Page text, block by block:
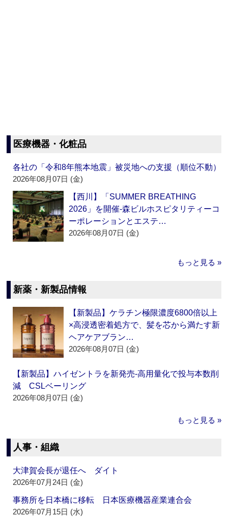
医療機器・化粧品
各社の「令和8年熊本地震」被災地への支援（順位不動）
2026年08月07日 (金)
【西川】「SUMMER BREATHING
2026」を開催‐森ビルホスピタリティーコ
ーポレーションとエステ…
2026年08月07日 (金)
もっと見る »
新薬・新製品情報
【新製品】ケラチン極限濃度6800倍以上
×高浸透密着処方で、髪を芯から満たす新
ヘアケアブラン…
2026年08月07日 (金)
【新製品】ハイゼントラを新発売‐高用量化で投与本数削
減 CSLベーリング
2026年08月07日 (金)
もっと見る »
人事・組織
大津賀会長が退任へ ダイト
2026年07月24日 (金)
事務所を日本橋に移転 日本医療機器産業連合会
2026年07月15日 (水)